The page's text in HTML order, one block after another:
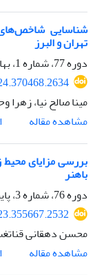
شناسایی
تهران و البرز
دوره 77، شماره 1، بهار 1403، صفحه
مینا صالح نیا، زهرا
مشاهده مقاله
بررسی مزایای
باهنر
دوره 76، شماره 3، پاییز 1402، صفحه
محسن دهقانی
مشاهده مقاله